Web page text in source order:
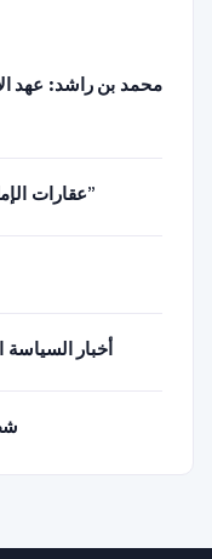
محمد بن راشد: عهد
“عقارات الإمارات: رؤية مستقبلية تحت راية الاتحاد”
أخبار